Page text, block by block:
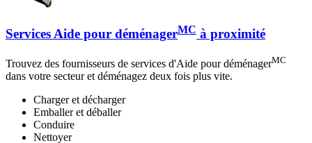
Services Aide pour déménagerMC à proximité
Trouvez des fournisseurs de services d'Aide pour déménagerMC
dans votre secteur et déménagez deux fois plus vite.
Charger et décharger
Emballer et déballer
Conduire
Nettoyer